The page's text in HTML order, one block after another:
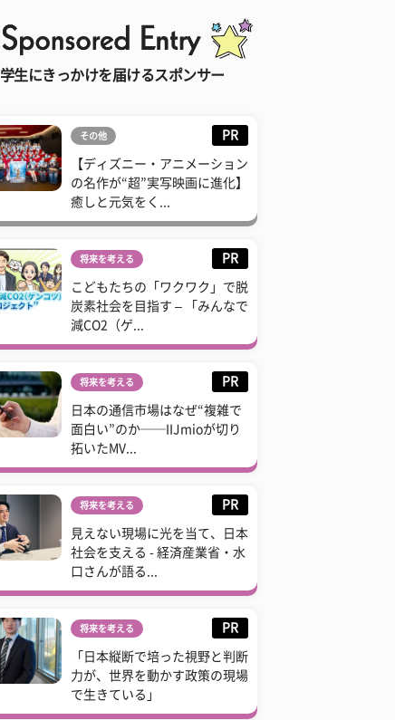
生にきっかけを届けるスポンサー
その他 PR
【ディズニー・アニメーション
の名作が“超”実写映画に進化】
癒しと元気をく...
将来を考える PR
こどもたちの「ワクワク」で脱
炭素社会を目指す – 「みんなで
減CO2（ゲ...
将来を考える PR
日本の通信市場はなぜ“複雑で
面白い”のか──IIJmioが切り
拓いたMV...
将来を考える PR
見えない現場に光を当て、日本
社会を支える - 経済産業省・水
口さんが語る...
将来を考える PR
「日本縦断で培った視野と判断
力が、世界を動かす政策の現場
で生きている」